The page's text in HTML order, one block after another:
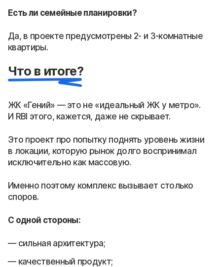
Есть ли семейные планировки?
Да, в проекте предусмотрены 2- и 3-комнатные
квартиры.
Что в итоге?
ЖК «Гений» — это не «идеальный ЖК у метро».
И RBI этого, кажется, даже не скрывает.
Это проект про попытку поднять уровень жизни
в локации, которую рынок долго воспринимал
исключительно как массовую.
Именно поэтому комплекс вызывает столько
споров.
С одной стороны:
сильная архитектура;
качественный продукт;